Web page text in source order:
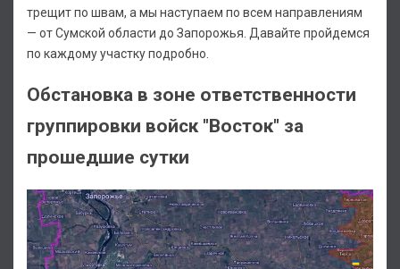
трещит по швам, а мы наступаем по всем направлениям
— от Сумской области до Запорожья. Давайте пройдемся
по каждому участку подробно.
Обстановка в зоне ответственности
группировки войск "Восток" за
прошедшие сутки